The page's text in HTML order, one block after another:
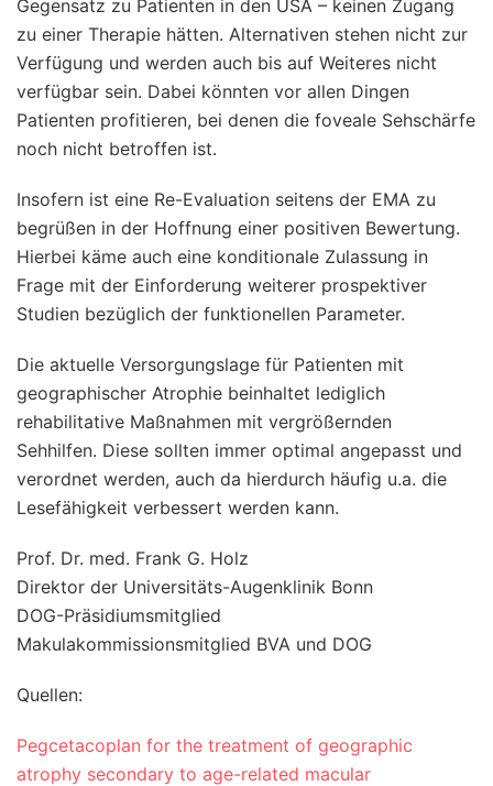
Gegensatz zu Patienten in den USA – keinen Zugang
zu einer Therapie hätten. Alternativen stehen nicht zur
Verfügung und werden auch bis auf Weiteres nicht
verfügbar sein. Dabei könnten vor allen Dingen
Patienten profitieren, bei denen die foveale Sehschärfe
noch nicht betroffen ist.
Insofern ist eine Re-Evaluation seitens der EMA zu
begrüßen in der Hoffnung einer positiven Bewertung.
Hierbei käme auch eine konditionale Zulassung in
Frage mit der Einforderung weiterer prospektiver
Studien bezüglich der funktionellen Parameter.
Die aktuelle Versorgungslage für Patienten mit
geographischer Atrophie beinhaltet lediglich
rehabilitative Maßnahmen mit vergrößernden
Sehhilfen. Diese sollten immer optimal angepasst und
verordnet werden, auch da hierdurch häufig u.a. die
Lesefähigkeit verbessert werden kann.
Prof. Dr. med. Frank G. Holz
Direktor der Universitäts-Augenklinik Bonn
DOG-Präsidiumsmitglied
Makulakommissionsmitglied BVA und DOG
Quellen:
Pegcetacoplan for the treatment of geographic
atrophy secondary to age-related macular